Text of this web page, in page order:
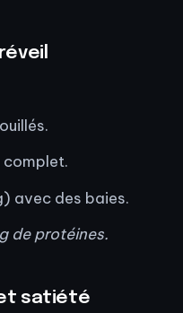
complet.
avec des baies.
de protéines.
et satiété